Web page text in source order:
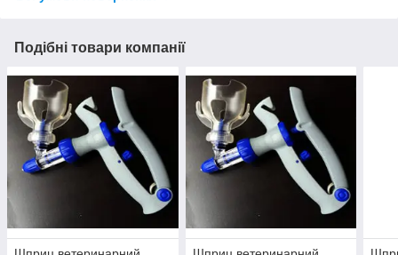
Подібні товари компанії